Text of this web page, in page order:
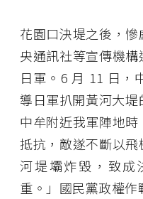
花園口決堤之後，
央通訊社等宣傳機
日軍。6 月 11 日，
導日軍扒開黃河大
中牟附近我軍陣地
抵抗，敵遂不斷以
河堤壩炸毀，致成
重。」國民黨政權作